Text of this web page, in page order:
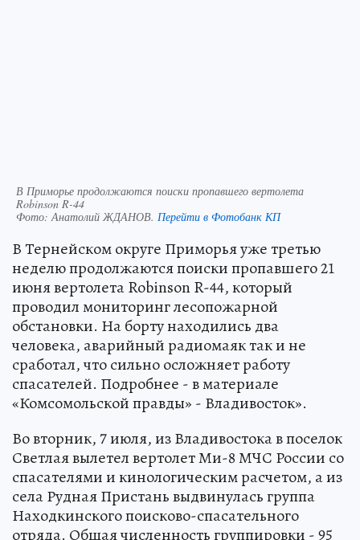
В Приморье продолжаются поиски пропавшего вертолета
Robinson R-44
Фото:Анатолий ЖДАНОВ. Перейти в Фотобанк КП
В Тернейском округе Приморья уже третью
неделю продолжаются поиски пропавшего 21
июня вертолета Robinson R-44, который
проводил мониторинг лесопожарной
обстановки. На борту находились два
человека, аварийный радиомаяк так и не
сработал, что сильно осложняет работу
спасателей. Подробнее - в материале
«Комсомольской правды» - Владивосток».
Во вторник, 7 июля, из Владивостока в поселок
Светлая вылетел вертолет Ми-8 МЧС России со
спасателями и кинологическим расчетом, а из
села Рудная Пристань выдвинулась группа
Находкинского поисково-спасательного
отряда. Общая численность группировки - 95